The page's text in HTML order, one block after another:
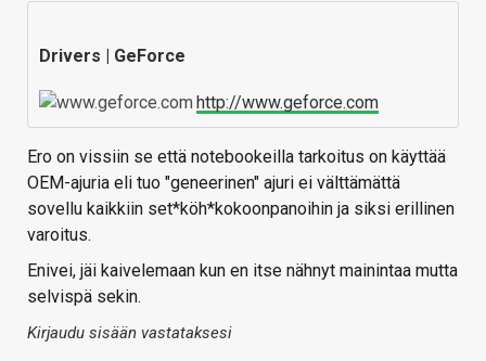
Drivers | GeForce
http://www.geforce.com
Ero on vissiin se että notebookeilla tarkoitus on käyttää
OEM-ajuria eli tuo "geneerinen" ajuri ei välttämättä
sovellu kaikkiin set*köh*kokoonpanoihin ja siksi erillinen
varoitus.
Enivei, jäi kaivelemaan kun en itse nähnyt mainintaa mutta
selvispä sekin.
Kirjaudu sisään vastataksesi